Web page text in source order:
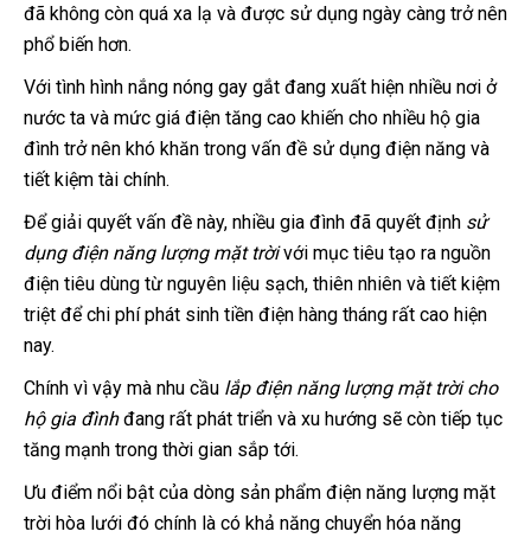
đã không còn quá xa lạ và được sử dụng ngày càng trở nên
phổ biến hơn.
Với tình hình nắng nóng gay gắt đang xuất hiện nhiều nơi ở
nước ta và mức giá điện tăng cao khiến cho nhiều hộ gia
đình trở nên khó khăn trong vấn đề sử dụng điện năng và
tiết kiệm tài chính.
Để giải quyết vấn đề này, nhiều gia đình đã quyết định sử
dụng điện năng lượng mặt trờivới mục tiêu tạo ra nguồn
điện tiêu dùng từ nguyên liệu sạch, thiên nhiên và tiết kiệm
triệt để chi phí phát sinh tiền điện hàng tháng rất cao hiện
nay.
Chính vì vậy mà nhu cầu lắp điện năng lượng mặt trời cho
hộ gia đìnhđang rất phát triển và xu hướng sẽ còn tiếp tục
tăng mạnh trong thời gian sắp tới.
Ưu điểm nổi bật của dòng sản phẩm điện năng lượng mặt
trời hòa lưới đó chính là có khả năng chuyển hóa năng